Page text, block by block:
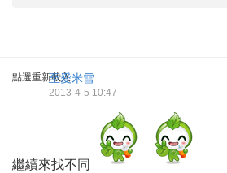
點選重新載入至愛米雪
2013-4-5 10:47
繼續來找不同